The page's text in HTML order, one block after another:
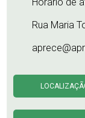
Rua Maria